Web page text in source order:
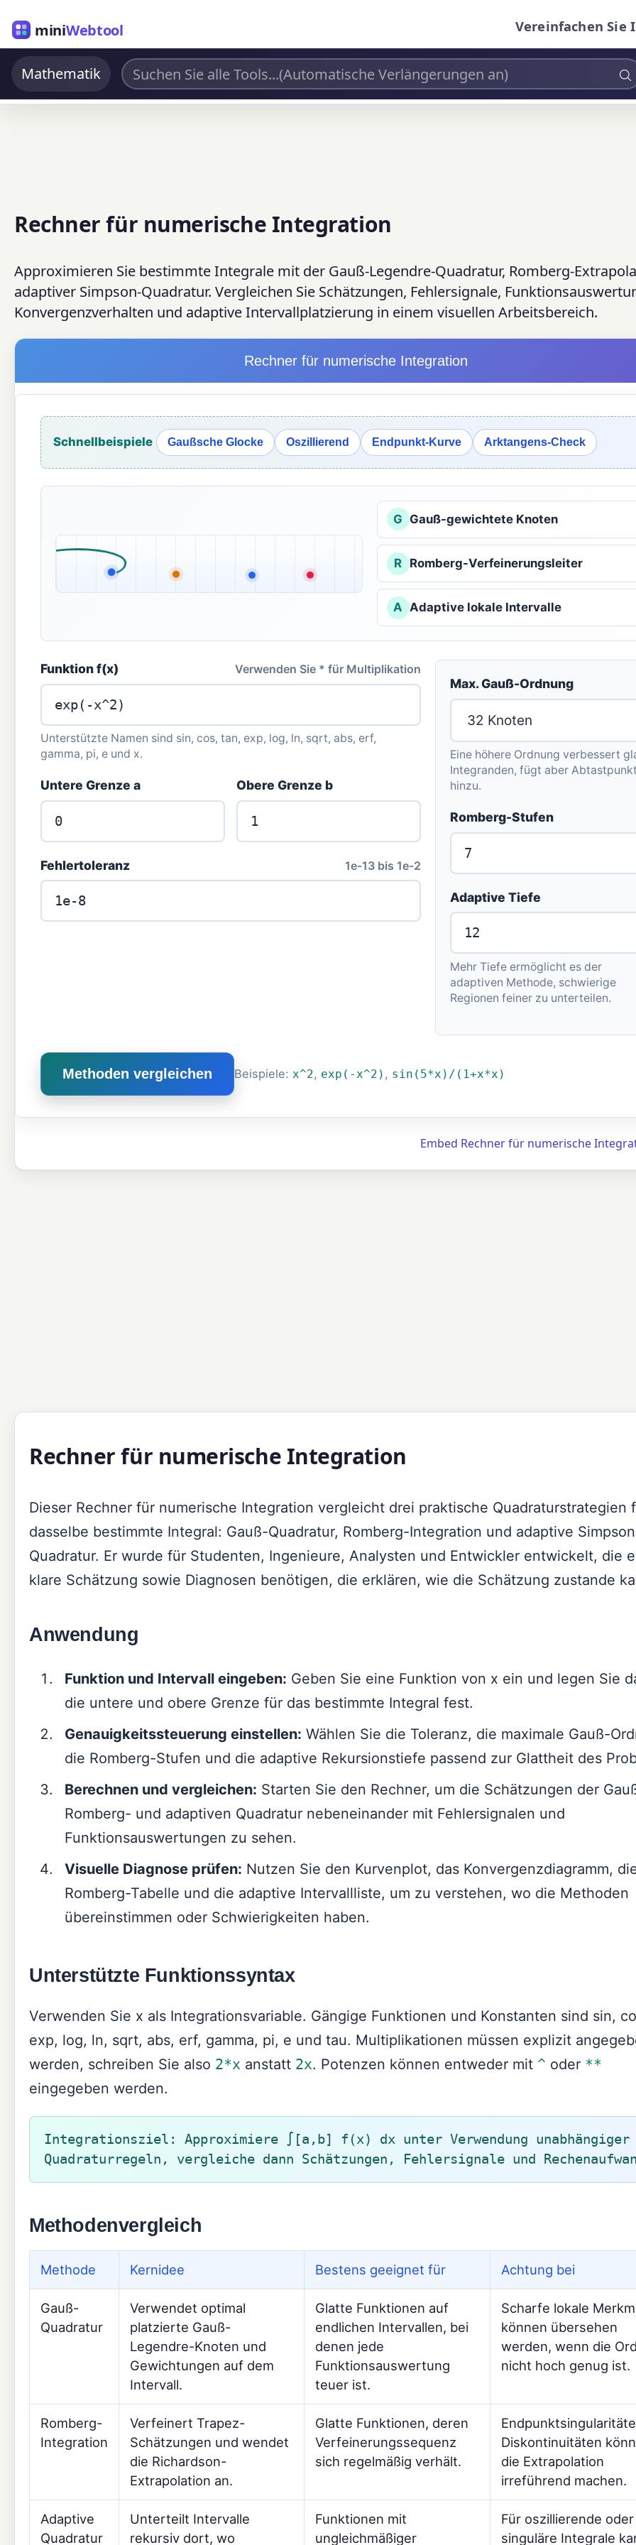
miniWebtool Vereinfachen Sie
Mathematik
Rechner für numerische Integration
Approximieren Sie bestimmte Integrale mit der Gauß-Legendre-Quadratur, Romberg-
adaptiver Simpson-Quadratur. Vergleichen Sie Schätzungen, Fehlersignale,
Konvergenzverhalten und adaptive Intervallplatzierung in einem visuellen Arbeitsbereich.
Rechner für numerische Integration
Schnellbeispiele Gaußsche Glocke Oszillierend Endpunkt-Kurve Arktangens-Check
G Gauß-gewichtete Knoten
R Romberg-Verfeinerungsleiter
A Adaptive lokale Intervalle
Funktion f(x) Verwenden Sie * für Multiplikation
Unterstützte Namen sind sin, cos, tan, exp, log, ln, sqrt, abs, erf,
gamma, pi, e und x.
Untere Grenze a Obere Grenze b
Fehlertoleranz 1e-13 bis 1e-2
Max. Gauß-Ordnung
Eine höhere Ordnung verbessert
Integranden, fügt aber
hinzu.
Romberg-Stufen
Adaptive Tiefe
Mehr Tiefe ermöglicht es der
adaptiven Methode, schwierige
Regionen feiner zu unterteilen.
Methoden vergleichen Beispiele: x^2, exp(-x^2) , sin(5*x)/(1+x*x)
Embed Rechner für numerische
Rechner für numerische Integration
Dieser Rechner für numerische Integration vergleicht drei praktische Quadraturstrategien
dasselbe bestimmte Integral: Gauß-Quadratur, Romberg-Integration und adaptive
Quadratur. Er wurde für Studenten, Ingenieure, Analysten und Entwickler entwickelt, die
klare Schätzung sowie Diagnosen benötigen, die erklären, wie die Schätzung zustande
Anwendung
Funktion und Intervall eingeben: Geben Sie eine Funktion von x ein und legen Sie
die untere und obere Grenze für das bestimmte Integral fest.
Genauigkeitssteuerung einstellen: Wählen Sie die Toleranz, die maximale Gauß-
die Romberg-Stufen und die adaptive Rekursionstiefe passend zur Glattheit des
Berechnen und vergleichen: Starten Sie den Rechner, um die Schätzungen der
Romberg- und adaptiven Quadratur nebeneinander mit Fehlersignalen und
Funktionsauswertungen zu sehen.
Visuelle Diagnose prüfen: Nutzen Sie den Kurvenplot, das Konvergenzdiagramm,
Romberg-Tabelle und die adaptive Intervallliste, um zu verstehen, wo die Methoden
übereinstimmen oder Schwierigkeiten haben.
Unterstützte Funktionssyntax
Verwenden Sie x als Integrationsvariable. Gängige Funktionen und Konstanten sind sin,
exp, log, ln, sqrt, abs, erf, gamma, pi, e und tau. Multiplikationen müssen explizit
werden, schreiben Sie also 2*x anstatt 2x. Potenzen können entweder mit ^ oder **
eingegeben werden.
Integrationsziel: Approximiere ∫[a,b] f(x) dx unter Verwendung unabhängiger
Quadraturregeln, vergleiche dann Schätzungen, Fehlersignale und
Methodenvergleich
Methode Kernidee Bestens geeignet für Achtung bei
Gauß-
Quadratur
Verwendet optimal
platzierte Gauß-
Legendre-Knoten und
Gewichtungen auf dem
Intervall.
Glatte Funktionen auf
endlichen Intervallen, bei
denen jede
Funktionsauswertung
teuer ist.
Scharfe lokale
können übersehen
werden, wenn die
nicht hoch genug ist.
Romberg-
Integration
Verfeinert Trapez-
Schätzungen und wendet
die Richardson-
Extrapolation an.
Glatte Funktionen, deren
Verfeinerungssequenz
sich regelmäßig verhält.
Diskontinuitäten
die Extrapolation
irreführend machen.
Adaptive
Quadratur
Unterteilt Intervalle
rekursiv dort, wo
Funktionen mit
ungleichmäßiger
Für oszillierende
singuläre Integrale